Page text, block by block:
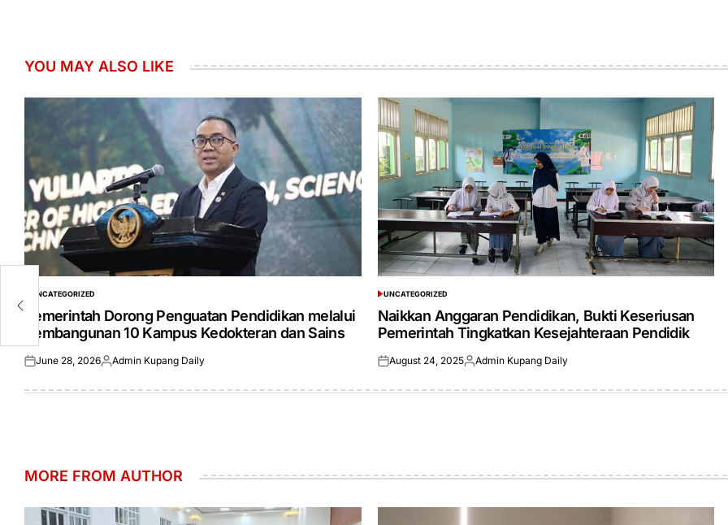
YOU MAY ALSO LIKE
POSTED
UNCATEGORIZED
Pemerintah Dorong Penguatan Pendidikan melalui
Pembangunan 10 Kampus Kedokteran dan Sains
Posted
June 28, 2026Posted
Admin Kupang Daily
POSTED
IN
UNCATEGORIZED
Naikkan Anggaran Pendidikan, Bukti Keseriusan
Pemerintah Tingkatkan Kesejahteraan Pendidik
Posted
August 24, 2025Posted
Admin Kupang Daily
MORE FROM AUTHOR